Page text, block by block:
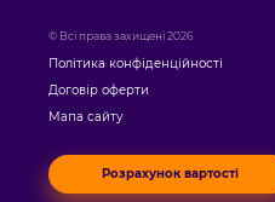
© Всі права захищені 2026
Політика конфіденційності
Договір оферти
Мапа сайту
Розрахунок вартості